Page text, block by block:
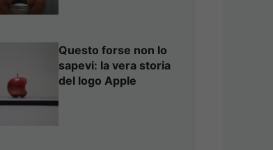
Questo forse non lo
sapevi: la vera storia
del logo Apple